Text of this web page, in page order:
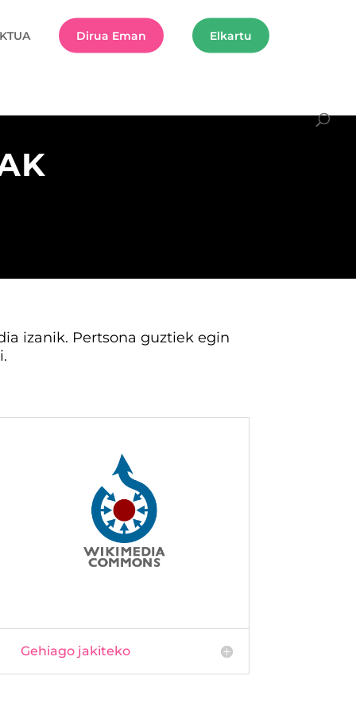
Dirua Eman Elkartu
izanik. Pertsona guztiek egin
Gehiago jakiteko